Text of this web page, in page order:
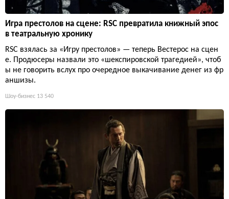
Игра престолов на сцене: RSC превратила книжный эпос
в театральную хронику
RSC взялась за «Игру престолов» — теперь Вестерос на сцен
е. Продюсеры назвали это «шекспировской трагедией», чтоб
ы не говорить вслух про очередное выкачивание денег из фр
аншизы.
Шоу-бизнес 13 540